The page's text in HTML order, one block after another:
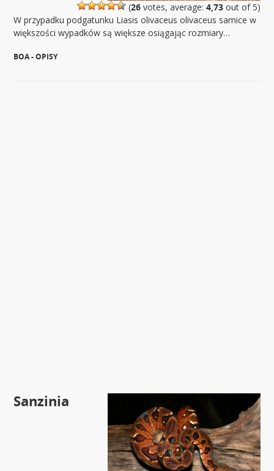
(26votes, average: 4,73out of 5)
W przypadku podgatunku Liasis olivaceus olivaceus samice w
większości wypadków są większe osiągając rozmiary…
BOA - OPISY
Sanzinia